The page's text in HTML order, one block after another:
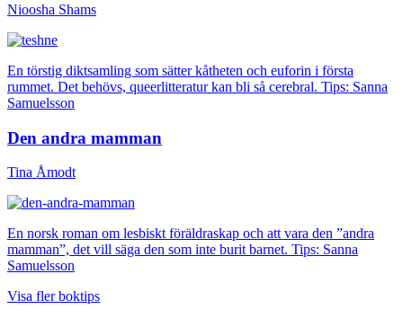
Nioosha Shams
En törstig diktsamling som sätter kåtheten och euforin i första
rummet. Det behövs, queerlitteratur kan bli så cerebral. Tips: Sanna
Samuelsson
Den andra mamman
Tina Åmodt
En norsk roman om lesbiskt föräldraskap och att vara den ”andra
mamman”, det vill säga den som inte burit barnet. Tips: Sanna
Samuelsson
Visa fler boktips